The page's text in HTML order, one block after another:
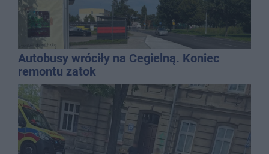
Autobusy wróciły na Cegielną. Koniec
remontu zatok